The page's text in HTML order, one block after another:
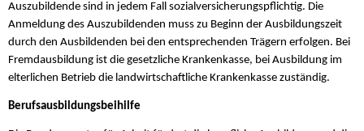
Auszubildende sind in jedem Fall sozialversicherungspflichtig. Die
Anmeldung des Auszubildenden muss zu Beginn der Ausbildungszeit
durch den Ausbildenden bei den entsprechenden Trägern erfolgen. Bei
Fremdausbildung ist die gesetzliche Krankenkasse, bei Ausbildung im
elterlichen Betrieb die landwirtschaftliche Krankenkasse zuständig.
Berufsausbildungsbeihilfe